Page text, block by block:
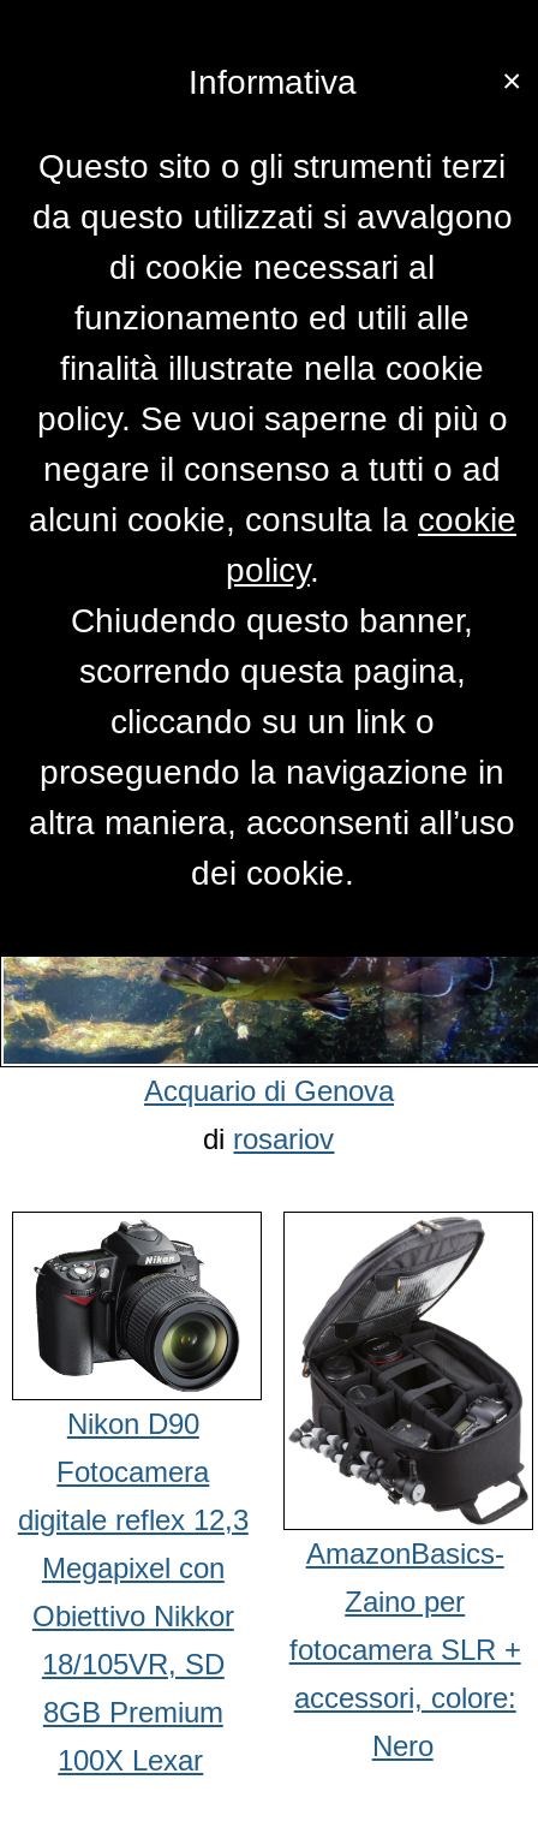
Per accedere alla versione completa del
clicca qui
PRIMO PIANO
Acquario di Genova
di rosariov
Nikon D90
Fotocamera
digitale reflex 12,3
Megapixel con
Obiettivo Nikkor
18/105VR, SD
8GB Premium
100X Lexar
AmazonBasics-
Zaino per
fotocamera SLR +
accessori, colore:
Nero
×
Informativa
Questo sito o gli strumenti terzi
da questo utilizzati si avvalgono
di cookie necessari al
funzionamento ed utili alle
finalità illustrate nella cookie
policy. Se vuoi saperne di più o
negare il consenso a tutti o ad
alcuni cookie, consulta la cookie
policy.
Chiudendo questo banner,
scorrendo questa pagina,
cliccando su un link o
proseguendo la navigazione in
altra maniera, acconsenti all’uso
dei cookie.